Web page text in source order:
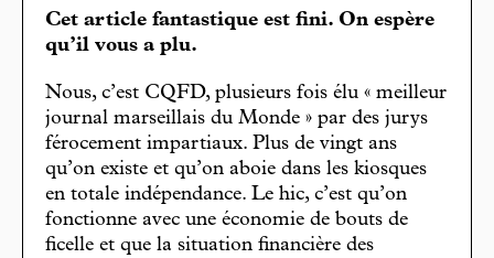
Cet article fantastique est fini. On espère
qu’il vous a plu.
Nous, c’est CQFD, plusieurs fois élu « meilleur
journal marseillais du Monde » par des jurys
férocement impartiaux. Plus de vingt ans
qu’on existe et qu’on aboie dans les kiosques
en totale indépendance. Le hic, c’est qu’on
fonctionne avec une économie de bouts de
ficelle et que la situation financière des